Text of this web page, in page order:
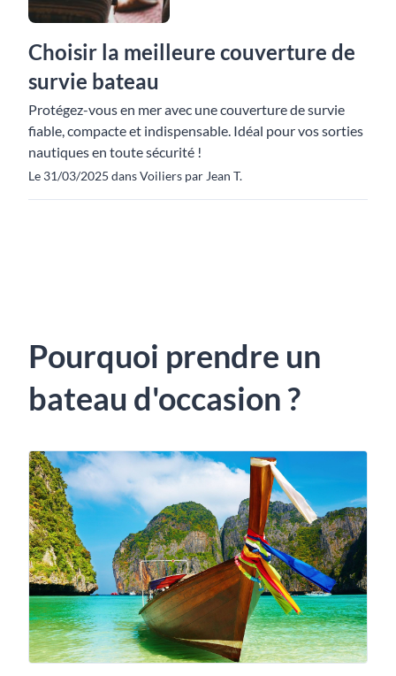
Choisir la meilleure couverture de
survie bateau
Protégez-vous en mer avec une couverture de survie
fiable, compacte et indispensable. Idéal pour vos sorties
nautiques en toute sécurité !
Le 31/03/2025 dans Voiliers par Jean T.
Pourquoi prendre un
bateau d'occasion ?